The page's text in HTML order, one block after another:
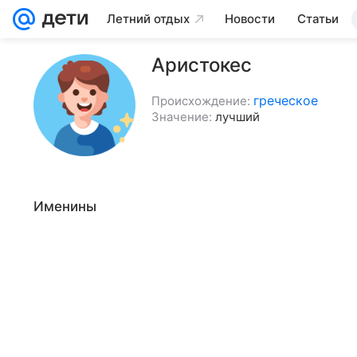
Летний отдых Новости Статьи
Аристокес
Происхождение: греческое
Значение: лучший
Именины